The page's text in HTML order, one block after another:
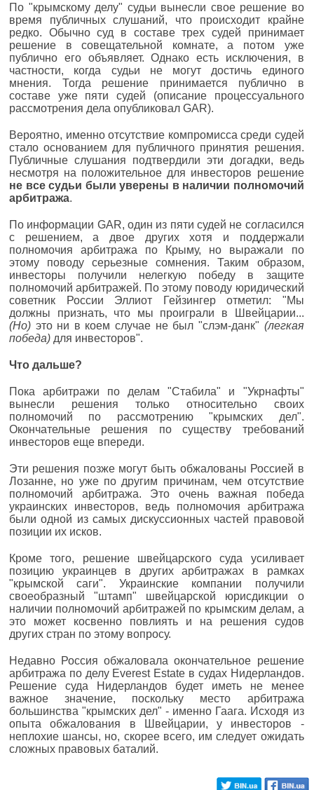
По "крымскому делу" судьи вынесли свое решение во
время публичных слушаний, что происходит крайне
редко. Обычно суд в составе трех судей принимает
решение в совещательной комнате, а потом уже
публично его объявляет. Однако есть исключения, в
частности, когда судьи не могут достичь единого
мнения. Тогда решение принимается публично в
составе уже пяти судей (описание процессуального
рассмотрения дела опубликовал GAR).
Вероятно, именно отсутствие компромисса среди судей
стало основанием для публичного принятия решения.
Публичные слушания подтвердили эти догадки, ведь
несмотря на положительное для инвесторов решение
не все судьи были уверены в наличии полномочий
арбитража.
По информации GAR, один из пяти судей не согласился
с решением, а двое других хотя и поддержали
полномочия арбитража по Крыму, но выражали по
этому поводу серьезные сомнения. Таким образом,
инвесторы получили нелегкую победу в защите
полномочий арбитражей. По этому поводу юридический
советник России Эллиот Гейзингер отметил: "Мы
должны признать, что мы проиграли в Швейцарии...
(Но) это ни в коем случае не был "слэм-данк" (легкая
победа) для инвесторов".
Что дальше?
Пока арбитражи по делам "Стабила" и "Укрнафты"
вынесли решения только относительно своих
полномочий по рассмотрению "крымских дел".
Окончательные решения по существу требований
инвесторов еще впереди.
Эти решения позже могут быть обжалованы Россией в
Лозанне, но уже по другим причинам, чем отсутствие
полномочий арбитража. Это очень важная победа
украинских инвесторов, ведь полномочия арбитража
были одной из самых дискуссионных частей правовой
позиции их исков.
Кроме того, решение швейцарского суда усиливает
позицию украинцев в ​​других арбитражах в рамках
"крымской саги". Украинские компании получили
своеобразный "штамп" швейцарской юрисдикции о
наличии полномочий арбитражей по крымским делам, а
это может косвенно повлиять и на решения судов
других стран по этому вопросу.
Недавно Россия обжаловала окончательное решение
арбитража по делу Everest Estate в судах Нидерландов.
Решение суда Нидерландов будет иметь не менее
важное значение, поскольку место арбитража
большинства "крымских дел" - именно Гаага. Исходя из
опыта обжалования в Швейцарии, у инвесторов -
неплохие шансы, но, скорее всего, им следует ожидать
сложных правовых баталий.